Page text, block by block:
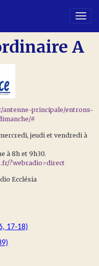
A
antenne-principale/entrons-
#
jeudi et vendredi à
à 8h et 9h30.
?webradio=direct
Ecclésia
17-18)